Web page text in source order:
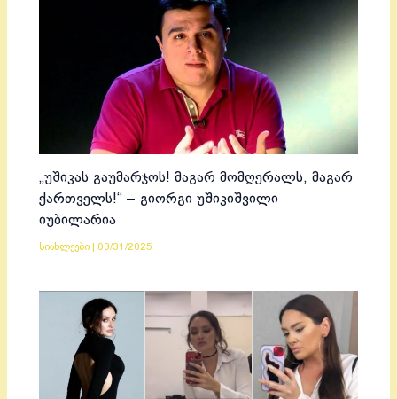
„უშიკას გაუმარჯოს! მაგარ მომღერალს, მაგარ
ქართველს!“ – გიორგი უშიკიშვილი
იუბილარია
სიახლეები 03/31/2025